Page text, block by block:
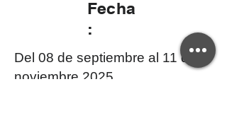
Fecha
:
Del 08 de septiembre al 11 de
noviembre 2025